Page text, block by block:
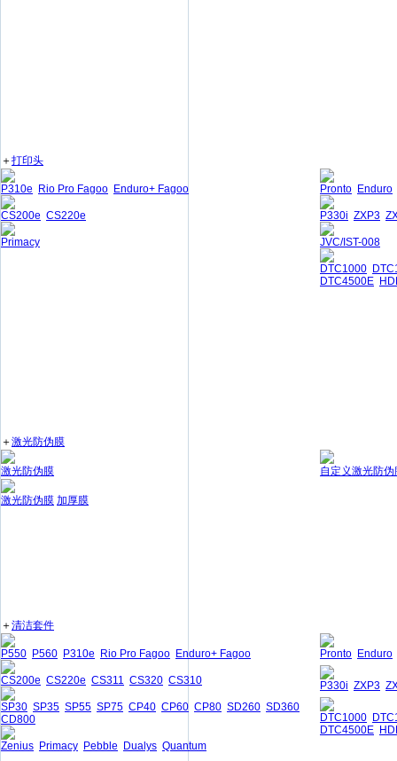
＋打印头
P310e Rio Pro Fagoo Enduro+ Fagoo
CS200e CS220e
Primacy
Pronto Enduro
P330i ZXP3
JVC/IST-008
DTC1000
DTC4500E
＋激光防伪膜
激光防伪膜
激光防伪膜 加厚膜
自定义激光防伪
＋清洁套件
P550 P560 P310e Rio Pro Fagoo Enduro+ Fagoo
CS200e CS220e CS311 CS320 CS310
SP30 SP35 SP55 SP75 CP40 CP60 CP80 SD260 SD360
CD800
Zenius Primacy Pebble Dualys Quantum
Pronto Enduro
P330i ZXP3
DTC1000
DTC4500E